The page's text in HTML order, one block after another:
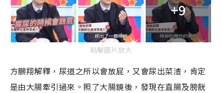
+9
點擊圖片放大
方鵬翔解釋，尿道之所以會放屁，又會尿出菜渣，肯定
是由大腸牽引過來。照了大腸鏡後，發現在直腸及膀胱